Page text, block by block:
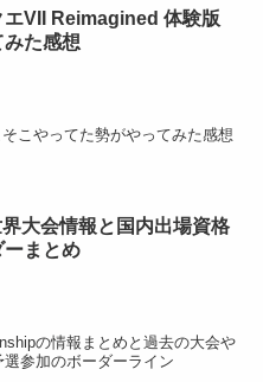
エVII Reimagined 体験版
た感想
こやってた勢がやってみた感想
大会情報と国内出場資格
ーまとめ
の情報まとめと過去の大会や
参加のボーダーライン